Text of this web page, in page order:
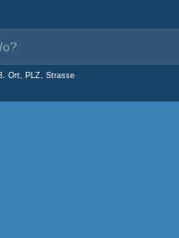
Ort, PLZ, Strasse